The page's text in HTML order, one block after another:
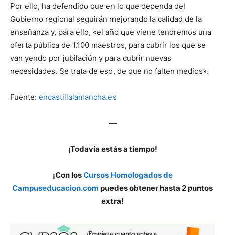
Por ello, ha defendido que en lo que dependa del
Gobierno regional seguirán mejorando la calidad de la
enseñanza y, para ello, «el año que viene tendremos una
oferta pública de 1.100 maestros, para cubrir los que se
van yendo por jubilación y para cubrir nuevas
necesidades. Se trata de eso, de que no falten medios».
Fuente: encastillalamancha.es
—
¡Todavía estás a tiempo!
¡Con losCursos Homologados de
Campuseducacion.com puedes obtener hasta 2 puntos
extra!